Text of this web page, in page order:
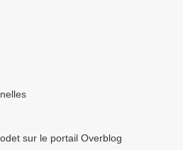
sur le portail Overblog